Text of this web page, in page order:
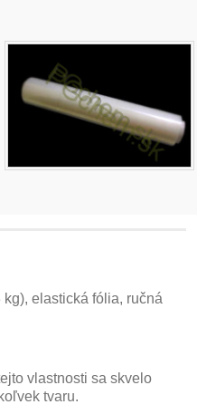
elastická fólia, ručná
vlastnosti sa skvelo
tvaru.